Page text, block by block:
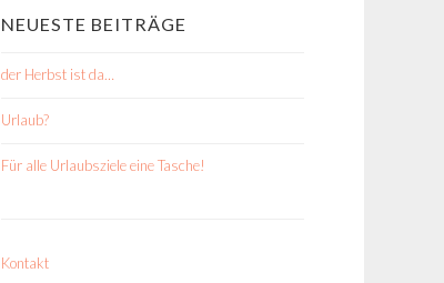
NEUESTE BEITRÄGE
der Herbst ist da…
Urlaub?
Für alle Urlaubsziele eine Tasche!
Kontakt